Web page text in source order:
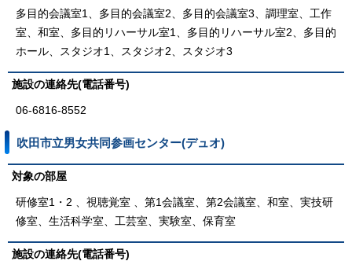
多目的会議室1、多目的会議室2、多目的会議室3、調理室、工作
室、和室、多目的リハーサル室1、多目的リハーサル室2、多目的
ホール、スタジオ1、スタジオ2、スタジオ3
施設の連絡先(電話番号)
06-6816-8552
吹田市立男女共同参画センター(デュオ)
対象の部屋
研修室1・2 、視聴覚室 、第1会議室、第2会議室、和室、実技研
修室、生活科学室、工芸室、実験室、保育室
施設の連絡先(電話番号)